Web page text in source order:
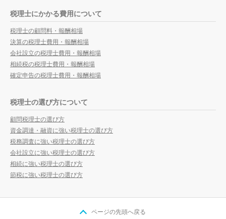
税理士にかかる費用について
税理士の顧問料・報酬相場
決算の税理士費用・報酬相場
会社設立の税理士費用・報酬相場
相続税の税理士費用・報酬相場
確定申告の税理士費用・報酬相場
税理士の選び方について
顧問税理士の選び方
資金調達・融資に強い税理士の選び方
税務調査に強い税理士の選び方
会社設立に強い税理士の選び方
相続に強い税理士の選び方
節税に強い税理士の選び方
ページの先頭へ戻る